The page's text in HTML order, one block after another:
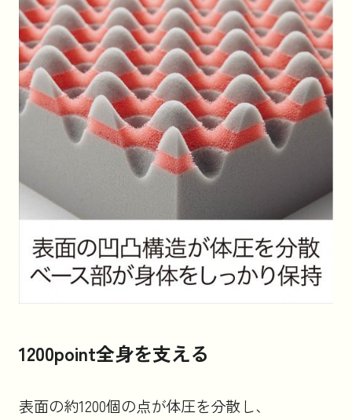
1200point全身を支える
表面の約1200個の点が体圧を分散し、